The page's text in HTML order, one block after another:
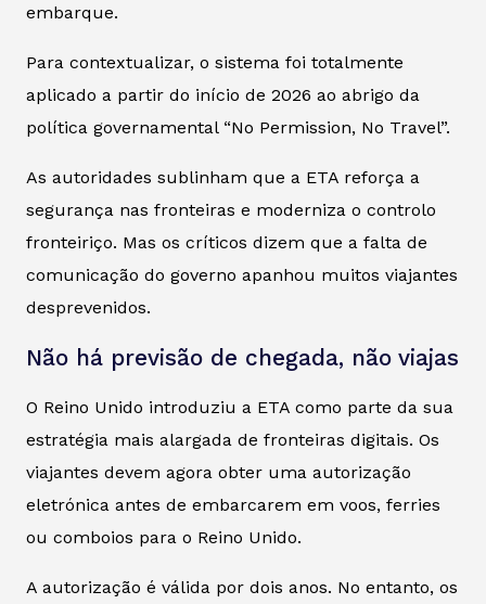
embarque.
Para contextualizar, o sistema foi totalmente
aplicado a partir do início de 2026 ao abrigo da
política governamental “No Permission, No Travel”.
As autoridades sublinham que a ETA reforça a
segurança nas fronteiras e moderniza o controlo
fronteiriço. Mas os críticos dizem que a falta de
comunicação do governo apanhou muitos viajantes
desprevenidos.
Não há previsão de chegada, não viajas
O Reino Unido introduziu a ETA como parte da sua
estratégia mais alargada de fronteiras digitais. Os
viajantes devem agora obter uma autorização
eletrónica antes de embarcarem em voos, ferries
ou comboios para o Reino Unido.
A autorização é válida por dois anos. No entanto, os